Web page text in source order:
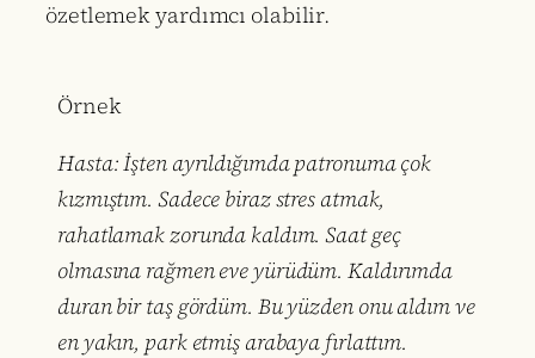
özetlemek yardımcı olabilir.
Örnek
Hasta: İşten ayrıldığımda patronuma çok
kızmıştım. Sadece biraz stres atmak,
rahatlamak zorunda kaldım. Saat geç
olmasına rağmen eve yürüdüm. Kaldırımda
duran bir taş gördüm. Bu yüzden onu aldım ve
en yakın, park etmiş arabaya fırlattım.